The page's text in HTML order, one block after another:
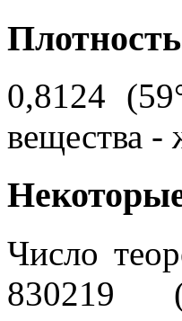
0,8124
вещества -
Число
830219